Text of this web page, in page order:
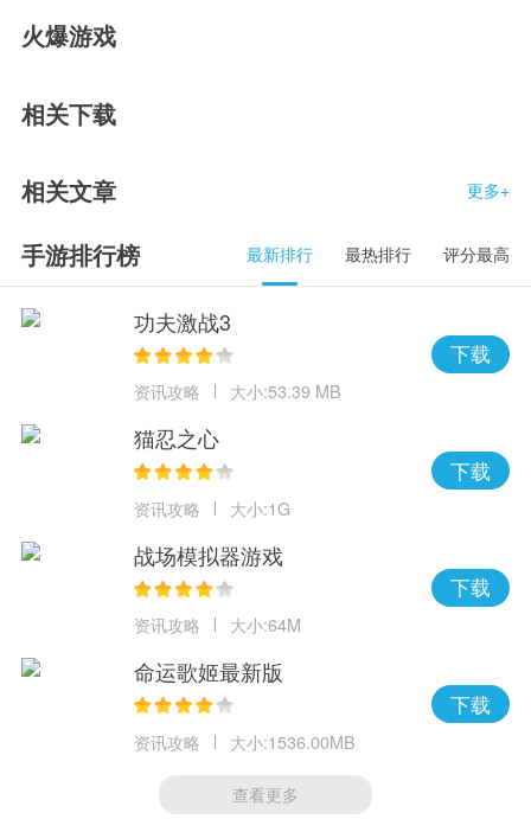
火爆游戏
相关下载
相关文章 更多+
手游排行榜 最新排行 最热排行 评分最高
功夫激战3
资讯攻略 大小:53.39 MB
下载
猫忍之心
资讯攻略 大小:1G
下载
战场模拟器游戏
资讯攻略 大小:64M
下载
命运歌姬最新版
资讯攻略 大小:1536.00MB
下载
查看更多